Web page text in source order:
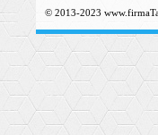
© 2013-2023